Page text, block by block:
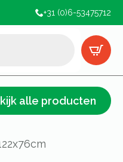
+31 (0)6-53475712
alle producten